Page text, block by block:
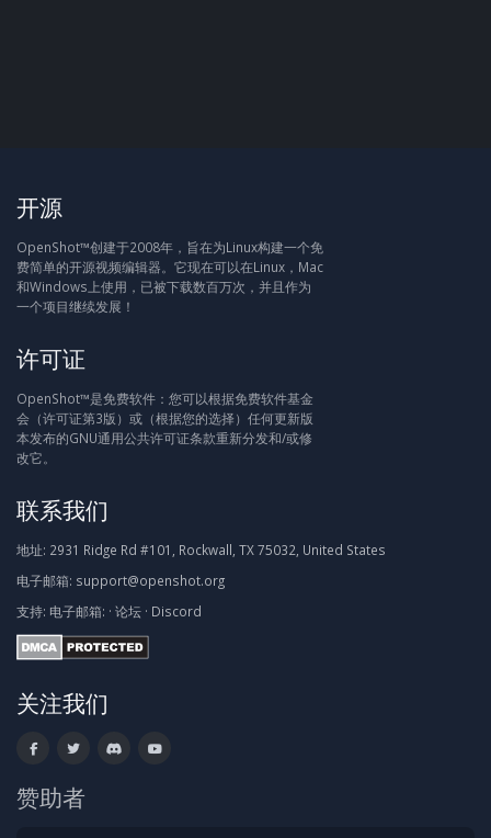
开源
OpenShot™创建于2008年，旨在为Linux构建一个免
费简单的开源视频编辑器。它现在可以在Linux，Mac
和Windows上使用，已被下载数百万次，并且作为
一个项目继续发展！
许可证
OpenShot™是免费软件：您可以根据免费软件基金
会（许可证第3版）或（根据您的选择）任何更新版
本发布的GNU通用公共许可证条款重新分发和/或修
改它。
联系我们
地址: 2931 Ridge Rd #101, Rockwall, TX 75032, United States
电子邮箱: support@openshot.org
支持: 电子邮箱: · 论坛 · Discord
关注我们
赞助者